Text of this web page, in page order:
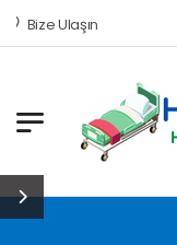
Bize Ulaşın